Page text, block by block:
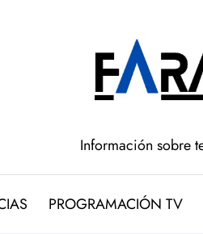
Información sobre
PROGRAMACIÓN TV